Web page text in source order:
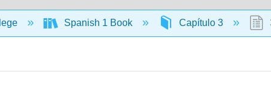
Spanish 1 Book Capítulo 3